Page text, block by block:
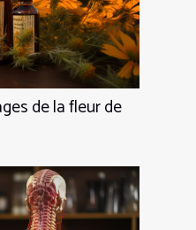
de la fleur de